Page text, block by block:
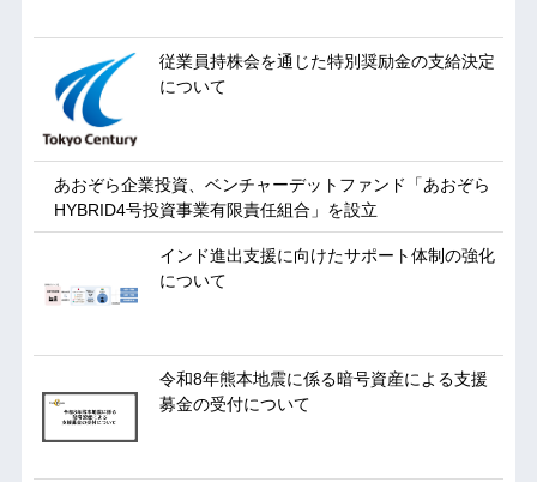
従業員持株会を通じた特別奨励金の支給決定
について
あおぞら企業投資、ベンチャーデットファンド「あおぞら
HYBRID4号投資事業有限責任組合」を設立
インド進出支援に向けたサポート体制の強化
について
令和8年熊本地震に係る暗号資産による支援
募金の受付について